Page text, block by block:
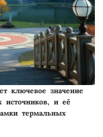
ключевое значение
источников, и её
термальных